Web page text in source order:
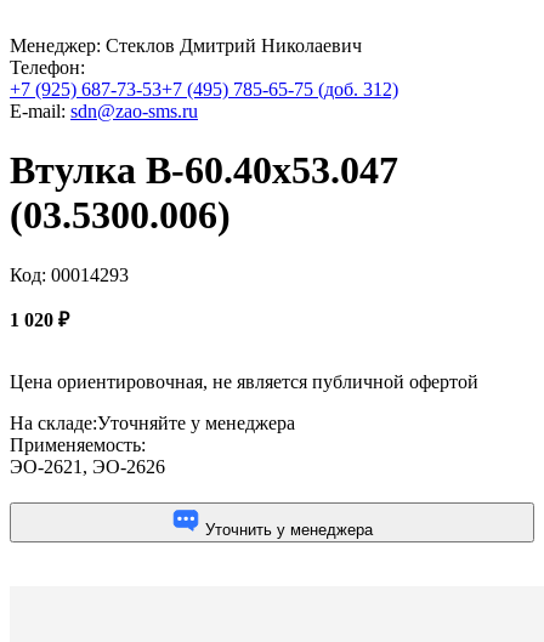
Менеджер: Стеклов Дмитрий Николаевич
Телефон:
+7 (925) 687-73-53+7 (495) 785-65-75 (доб. 312)
E-mail: sdn@zao-sms.ru
Втулка В-60.40х53.047
(03.5300.006)
Код: 00014293
1 020 ₽
Цена ориентировочная, не является публичной офертой
На складе:Уточняйте у менеджера
Применяемость:
ЭО-2621 , ЭО-2626
Уточнить у менеджера